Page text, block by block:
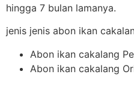
hingga 7 bulan lamanya.
jenis jenis abon ikan
Abon ikan cakalang
Abon ikan cakalang